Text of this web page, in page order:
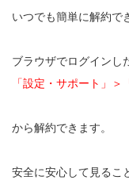
いつでも簡単に解約で
ブラウザでログインし
「設定・サポート」＞
から解約できます。
安全に安心して見るこ